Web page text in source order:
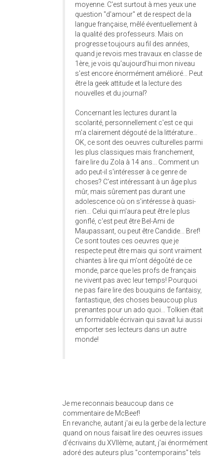
moyenne. C'est surtout à mes yeux une
question "d'amour" et de respect de la
langue française, mêlé éventuellement à
la qualité des professeurs. Mais on
progresse toujours au fil des années,
quand je revois mes travaux en classe de
1ère, je vois qu'aujourd'hui mon niveau
s'est encore énormément amélioré... Peut
être la geek attitude et la lecture des
nouvelles et du journal?
Concernant les lectures durant la
scolarité, personnellement c'est ce qui
m'a clairement dégouté de la littérature...
OK, ce sont des oeuvres culturelles parmi
les plus classiques mais franchement,
faire lire du Zola à 14 ans... Comment un
ado peut-il s'intéresser à ce genre de
choses? C'est intéressant à un âge plus
mûr, mais sûrement pas durant une
adolescence où on s'intéresse à quasi-
rien... Celui qui m'aura peut être le plus
gonflé, c'est peut être Bel-Ami de
Maupassant, ou peut être Candide... Bref!
Ce sont toutes ces oeuvres que je
respecte peut être mais qui sont vraiment
chiantes à lire qui m'ont dégoûté de ce
monde, parce que les profs de français
ne vivent pas avec leur temps! Pourquoi
ne pas faire lire des bouquins de fantaisy,
fantastique, des choses beaucoup plus
prenantes pour un ado quoi... Tolkien était
un formidable écrivain qui savait lui aussi
emporter ses lecteurs dans un autre
monde!
Je me reconnais beaucoup dans ce
commentaire de McBeef!
En revanche, autant j'ai eu la gerbe de la lecture
quand on nous faisait lire des oeuvres issues
d'écrivains du XVIIème, autant, j'ai énormément
adoré des auteurs plus "contemporains" tels